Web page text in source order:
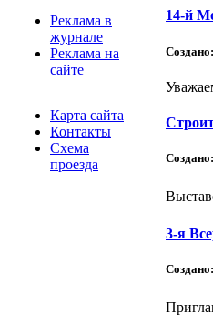
Реклама в
журнале
Реклама на
сайте
Карта сайта
Контакты
Схема
проезда
14-й
3-я